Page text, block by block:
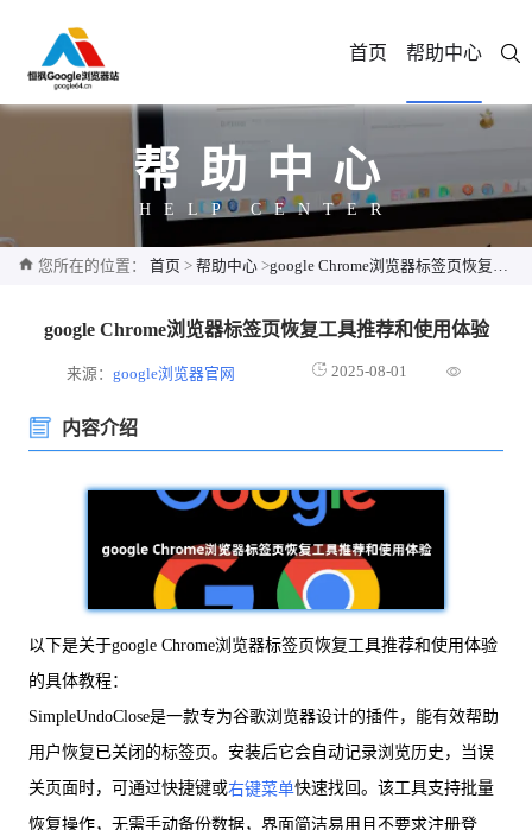
首页 帮助中心
帮助中心
HELP CENTER
您所在的位置： 首页 > 帮助中心 >google Chrome浏览器标签页恢复工具推荐和使用体验
google Chrome浏览器标签页恢复工具推荐和使用体验
来源：google浏览器官网 2025-08-01
内容介绍
以下是关于google Chrome浏览器标签页恢复工具推荐和使用体验
的具体教程：
SimpleUndoClose是一款专为谷歌浏览器设计的插件，能有效帮助
用户恢复已关闭的标签页。安装后它会自动记录浏览历史，当误
关页面时，可通过快捷键或右键菜单快速找回。该工具支持批量
恢复操作，无需手动备份数据，界面简洁易用且不要求注册登